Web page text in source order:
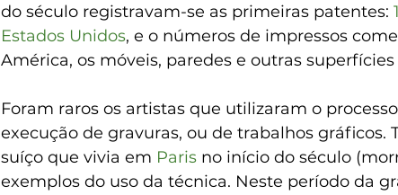
do século registravam-se as primeiras patentes:
Estados Unidos, e o números de impressos
América, os móveis, paredes e outras
Foram raros os artistas que utilizaram o
execução de gravuras, ou de trabalhos gráficos.
suíço que vivia em Paris no início do século
exemplos do uso da técnica. Neste período da